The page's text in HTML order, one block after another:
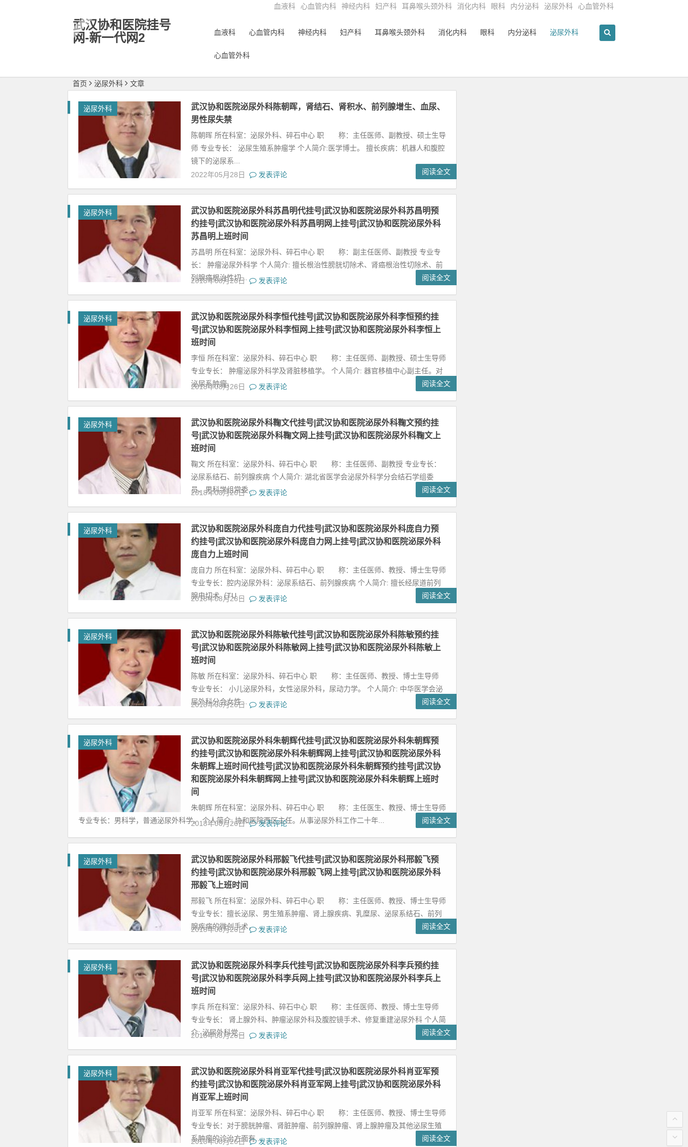
血液科 心血管内科 神经内科 妇产科 耳鼻喉头颈外科 消化内科 眼科 内分泌科 泌尿外科 心血管外科
武汉协和医院挂号
网-新一代网2
血液科 心血管内科 神经内科 妇产科 耳鼻喉头颈外科 消化内科 眼科 内分泌科 泌尿外科
心血管外科
首页 泌尿外科 文章
泌尿外科
武汉协和医院泌尿外科陈朝晖，肾结石、肾积水、前列腺增生、血尿、
男性尿失禁
陈朝晖 所在科室：泌尿外科、碎石中心 职 称：主任医师、副教授、硕士生导
师 专业专长： 泌尿生殖系肿瘤学 个人简介:医学博士。 擅长疾病：机器人和腹腔
镜下的泌尿系...
2022年05月28日
发表评论 阅读全文
泌尿外科
武汉协和医院泌尿外科苏昌明代挂号|武汉协和医院泌尿外科苏昌明预
约挂号|武汉协和医院泌尿外科苏昌明网上挂号|武汉协和医院泌尿外科
苏昌明上班时间
苏昌明 所在科室：泌尿外科、碎石中心 职 称：副主任医师、副教授 专业专
长： 肿瘤泌尿外科学 个人简介: 擅长根治性膀胱切除术、肾癌根治性切除术、前
列腺癌根治性切...
2018年08月26日 发表评论 阅读全文
泌尿外科
武汉协和医院泌尿外科李恒代挂号|武汉协和医院泌尿外科李恒预约挂
号|武汉协和医院泌尿外科李恒网上挂号|武汉协和医院泌尿外科李恒上
班时间
李恒 所在科室：泌尿外科、碎石中心 职 称：主任医师、副教授、硕士生导师
专业专长： 肿瘤泌尿外科学及肾脏移植学。 个人简介: 器官移植中心副主任。对
泌尿系肿瘤、...
2018年08月26日 发表评论 阅读全文
泌尿外科
武汉协和医院泌尿外科鞠文代挂号|武汉协和医院泌尿外科鞠文预约挂
号|武汉协和医院泌尿外科鞠文网上挂号|武汉协和医院泌尿外科鞠文上
班时间
鞠文 所在科室：泌尿外科、碎石中心 职 称：主任医师、副教授 专业专长：
泌尿系结石、前列腺疾病 个人简介: 湖北省医学会泌尿外科学分会结石学组委
员、男科学组常委...
2018年08月26日 发表评论 阅读全文
泌尿外科
武汉协和医院泌尿外科庞自力代挂号|武汉协和医院泌尿外科庞自力预
约挂号|武汉协和医院泌尿外科庞自力网上挂号|武汉协和医院泌尿外科
庞自力上班时间
庞自力 所在科室：泌尿外科、碎石中心 职 称：主任医师、教授、博士生导师
专业专长：腔内泌尿外科：泌尿系结石、前列腺疾病 个人简介: 擅长经尿道前列
腺电切术（TU...
2018年08月26日 发表评论 阅读全文
泌尿外科
武汉协和医院泌尿外科陈敏代挂号|武汉协和医院泌尿外科陈敏预约挂
号|武汉协和医院泌尿外科陈敏网上挂号|武汉协和医院泌尿外科陈敏上
班时间
陈敏 所在科室：泌尿外科、碎石中心 职 称：主任医师、教授、博士生导师
专业专长： 小儿泌尿外科，女性泌尿外科，尿动力学。 个人简介: 中华医学会泌
尿外科分会女性...
2018年08月26日 发表评论 阅读全文
泌尿外科
武汉协和医院泌尿外科朱朝辉代挂号|武汉协和医院泌尿外科朱朝辉预
约挂号|武汉协和医院泌尿外科朱朝辉网上挂号|武汉协和医院泌尿外科
朱朝辉上班时间代挂号|武汉协和医院泌尿外科朱朝辉预约挂号|武汉协
和医院泌尿外科朱朝辉网上挂号|武汉协和医院泌尿外科朱朝辉上班时
间
朱朝辉 所在科室：泌尿外科、碎石中心 职 称：主任医生、教授、博士生导师
专业专长：男科学，普通泌尿外科学。 个人简介: 协和医院西区主任。从事泌尿外科工作二十年...
2018年08月26日 发表评论 阅读全文
泌尿外科
武汉协和医院泌尿外科邢毅飞代挂号|武汉协和医院泌尿外科邢毅飞预
约挂号|武汉协和医院泌尿外科邢毅飞网上挂号|武汉协和医院泌尿外科
邢毅飞上班时间
邢毅飞 所在科室：泌尿外科、碎石中心 职 称：主任医师、教授、博士生导师
专业专长：擅长泌尿、男生殖系肿瘤、肾上腺疾病、乳糜尿、泌尿系结石、前列
腺疾病的微创手术，...
2018年08月26日 发表评论 阅读全文
泌尿外科
武汉协和医院泌尿外科李兵代挂号|武汉协和医院泌尿外科李兵预约挂
号|武汉协和医院泌尿外科李兵网上挂号|武汉协和医院泌尿外科李兵上
班时间
李兵 所在科室：泌尿外科、碎石中心 职 称：主任医师、教授、博士生导师
专业专长： 肾上腺外科、肿瘤泌尿外科及腹腔镜手术、修复重建泌尿外科 个人简
介: 泌尿外科党...
2018年08月26日 发表评论 阅读全文
泌尿外科
武汉协和医院泌尿外科肖亚军代挂号|武汉协和医院泌尿外科肖亚军预
约挂号|武汉协和医院泌尿外科肖亚军网上挂号|武汉协和医院泌尿外科
肖亚军上班时间
肖亚军 所在科室：泌尿外科、碎石中心 职 称：主任医师、教授、博士生导师
专业专长：对于膀胱肿瘤、肾脏肿瘤、前列腺肿瘤、肾上腺肿瘤及其他泌尿生殖
系肿瘤的诊治方面有...
2018年08月26日 发表评论 阅读全文